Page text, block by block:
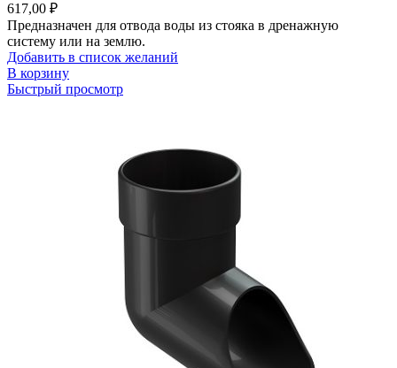
617,00 ₽
Предназначен для отвода воды из стояка в дренажную
систему или на землю.
Добавить в список желаний
В корзину
Быстрый просмотр